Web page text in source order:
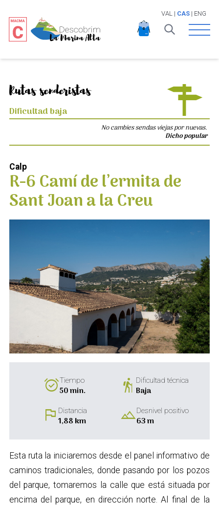
VAL | CAS| ENG
Open
Rutas senderistas
Dificultad baja
No cambies sendas viejas por nuevas.
Dicho popular
Calp
R-6 Camí de l’ermita de
Sant Joan a la Creu
alarm_onTiempo
50 min. hikingDificultad técnica
Baja
flagDistancia
1,88 km landscapeDesnivel positivo
63 m
Esta ruta la iniciaremos desde el panel informativo de
caminos tradicionales, donde pasando por los pozos
del parque, tomaremos la calle que está situada por
encima del parque, en dirección norte. Al final de la